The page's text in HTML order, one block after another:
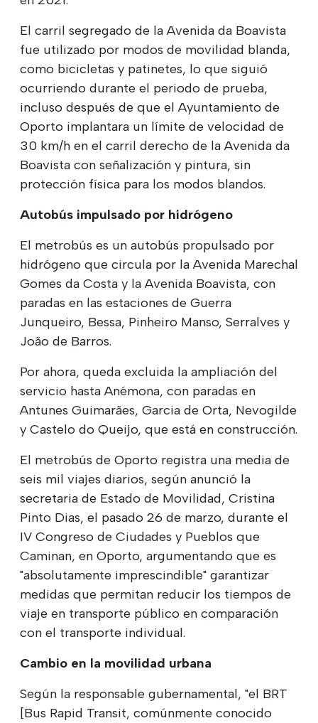
El carril segregado de la Avenida da Boavista
fue utilizado por modos de movilidad blanda,
como bicicletas y patinetes, lo que siguió
ocurriendo durante el periodo de prueba,
incluso después de que el Ayuntamiento de
Oporto implantara un límite de velocidad de
30 km/h en el carril derecho de la Avenida da
Boavista con señalización y pintura, sin
protección física para los modos blandos.
Autobús impulsado por hidrógeno
El metrobús es un autobús propulsado por
hidrógeno que circula por la Avenida Marechal
Gomes da Costa y la Avenida Boavista, con
paradas en las estaciones de Guerra
Junqueiro, Bessa, Pinheiro Manso, Serralves y
João de Barros.
Por ahora, queda excluida la ampliación del
servicio hasta Anémona, con paradas en
Antunes Guimarães, Garcia de Orta, Nevogilde
y Castelo do Queijo, que está en construcción.
El metrobús de Oporto registra una media de
seis mil viajes diarios, según anunció la
secretaria de Estado de Movilidad, Cristina
Pinto Dias, el pasado 26 de marzo, durante el
IV Congreso de Ciudades y Pueblos que
Caminan, en Oporto, argumentando que es
"absolutamente imprescindible" garantizar
medidas que permitan reducir los tiempos de
viaje en transporte público en comparación
con el transporte individual.
Cambio en la movilidad urbana
Según la responsable gubernamental, "el BRT
[Bus Rapid Transit, comúnmente conocido